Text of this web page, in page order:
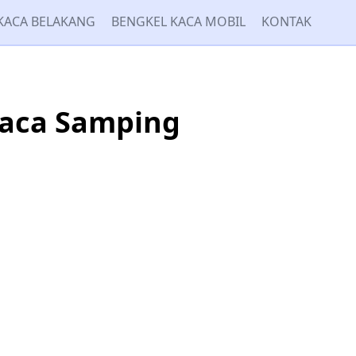
BELAKANG BENGKEL KACA MOBIL KONTAK
Samping